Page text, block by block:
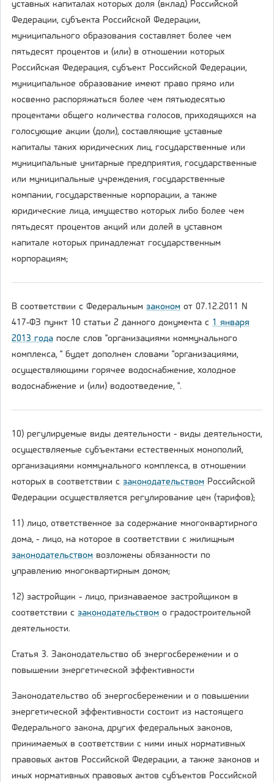
уставных капиталах которых доля (вклад) Российской
Федерации, субъекта Российской Федерации,
муниципального образования составляет более чем
пятьдесят процентов и (или) в отношении которых
Российская Федерация, субъект Российской Федерации,
муниципальное образование имеют право прямо или
косвенно распоряжаться более чем пятьюдесятью
процентами общего количества голосов, приходящихся на
голосующие акции (доли), составляющие уставные
капиталы таких юридических лиц, государственные или
муниципальные унитарные предприятия, государственные
или муниципальные учреждения, государственные
компании, государственные корпорации, а также
юридические лица, имущество которых либо более чем
пятьдесят процентов акций или долей в уставном
капитале которых принадлежат государственным
корпорациям;
В соответствии с Федеральным законом от 07.12.2011 N
417-ФЗ пункт 10 статьи 2 данного документа с 1 января
2013 года после слов "организациями коммунального
комплекса, " будет дополнен словами "организациями,
осуществляющими горячее водоснабжение, холодное
водоснабжение и (или) водоотведение, ".
10) регулируемые виды деятельности - виды деятельности,
осуществляемые субъектами естественных монополий,
организациями коммунального комплекса, в отношении
которых в соответствии с законодательством Российской
Федерации осуществляется регулирование цен (тарифов);
11) лицо, ответственное за содержание многоквартирного
дома, - лицо, на которое в соответствии с жилищным
законодательством возложены обязанности по
управлению многоквартирным домом;
12) застройщик - лицо, признаваемое застройщиком в
соответствии с законодательством о градостроительной
деятельности.
Статья 3. Законодательство об энергосбережении и о
повышении энергетической эффективности
Законодательство об энергосбережении и о повышении
энергетической эффективности состоит из настоящего
Федерального закона, других федеральных законов,
принимаемых в соответствии с ними иных нормативных
правовых актов Российской Федерации, а также законов и
иных нормативных правовых актов субъектов Российской